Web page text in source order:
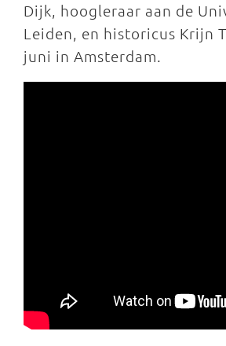
Dijk, hoogleraar aan de
Leiden, en historicus Krijn
juni in Amsterdam.